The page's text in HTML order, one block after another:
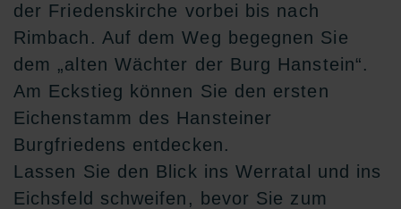
der Friedenskirche vorbei bis nach
Rimbach. Auf dem Weg begegnen Sie
dem „alten Wächter der Burg Hanstein“.
Am Eckstieg können Sie den ersten
Eichenstamm des Hansteiner
Burgfriedens entdecken.
Lassen Sie den Blick ins Werratal und ins
Eichsfeld schweifen, bevor Sie zum